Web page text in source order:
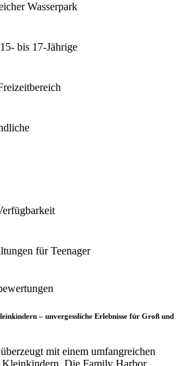
Wasserpark
bis 17-Jährige
für Teenager
– unvergessliche Erlebnisse für Groß und
mit einem umfangreichen